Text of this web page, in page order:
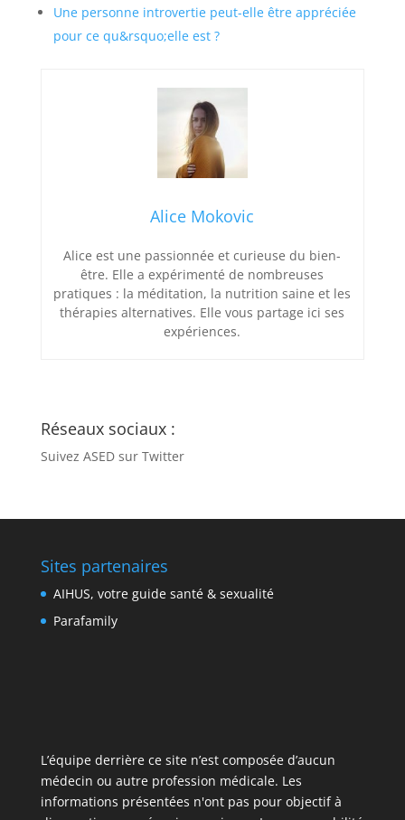
Une personne introvertie peut-elle être appréciée
pour ce qu&rsquo;elle est ?
Alice Mokovic
Alice est une passionnée et curieuse du bien-
être. Elle a expérimenté de nombreuses
pratiques : la méditation, la nutrition saine et les
thérapies alternatives. Elle vous partage ici ses
expériences.
Réseaux sociaux :
Suivez ASED sur Twitter
Sites partenaires
AIHUS, votre guide santé & sexualité
Parafamily
L’équipe derrière ce site n’est composée d’aucun
médecin ou autre profession médicale. Les
informations présentées n'ont pas pour objectif à